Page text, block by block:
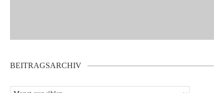
BEITRAGSARCHIV